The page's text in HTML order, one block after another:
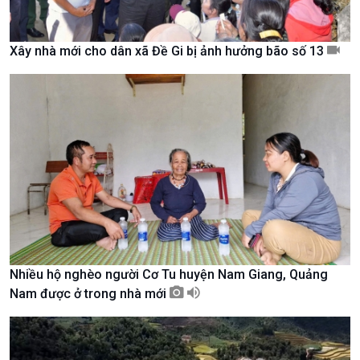
Trước giờ mở cửa
Dòng chảy Kinh tế
Sức sống hàng Việt
Khởi nghiệp
Tuyên chiến với gian lận
thương mại
Nông nghiệp & Biển đảo
Tin Nông nghiệp & Biển
đảo
Mùa vàng
Biển đảo Việt Nam
Tâm tình biên giới và hải
đảo
Tìm hiểu biển, đảo Việt
Nam
Xây nhà mới cho dân xã Đề Gi bị ảnh hưởng bão số 13
Nhiều hộ nghèo người Cơ Tu huyện Nam Giang, Quảng
Nam được ở trong nhà mới